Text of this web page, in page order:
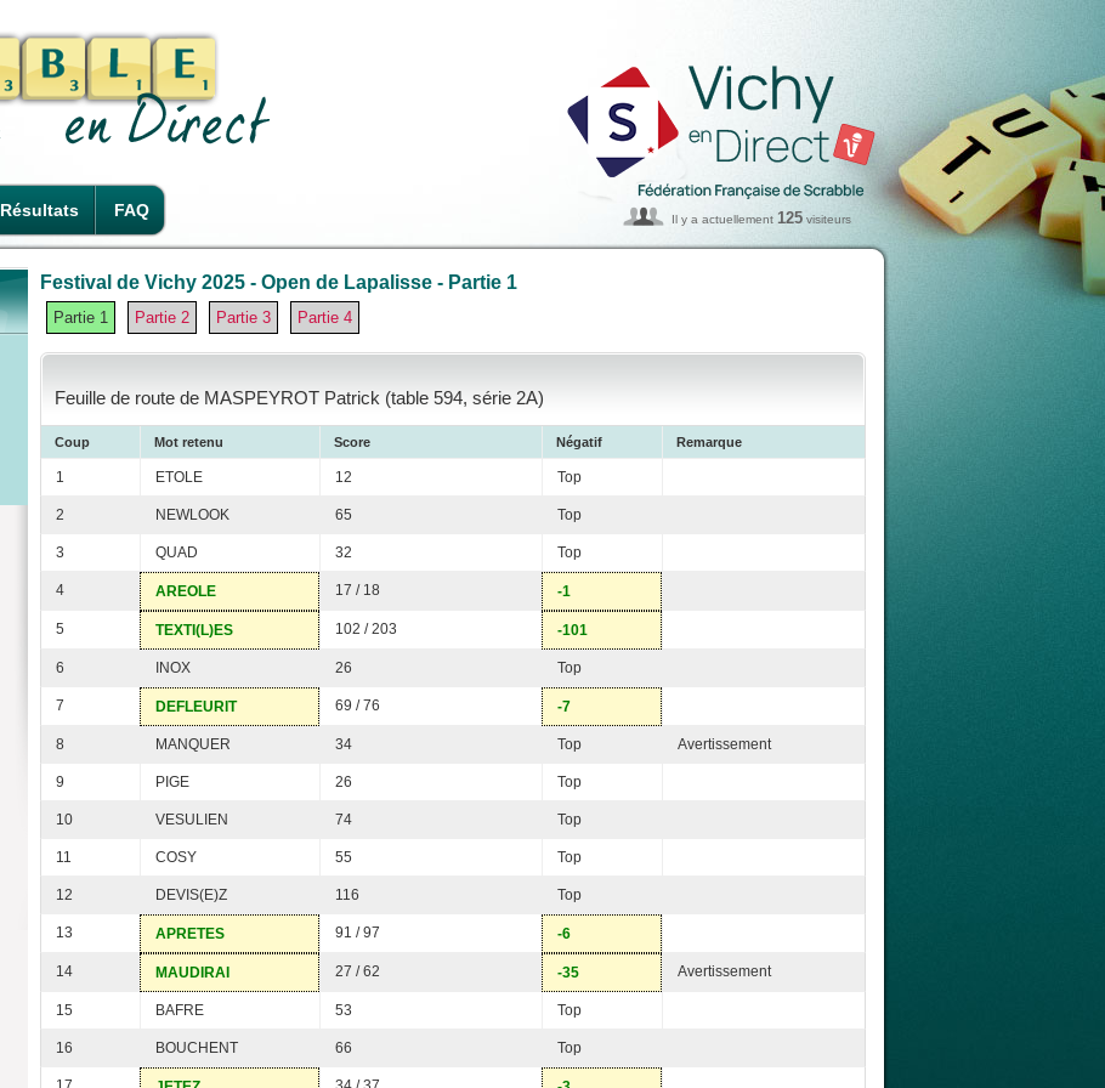
Résultats FAQ Il y a actuellement 125 visiteurs
Festival de Vichy 2025 - Open de Lapalisse - Partie 1
Partie 1 Partie 2 Partie 3 Partie 4
Feuille de route de MASPEYROT Patrick (table 594, série 2A)
Coup Mot retenu Score Négatif Remarque
1 ETOLE 12 Top
2 NEWLOOK 65 Top
3 QUAD 32 Top
4 AREOLE 17 / 18 -1
5 TEXTI(L)ES 102 / 203 -101
6 INOX 26 Top
7 DEFLEURIT 69 / 76 -7
8 MANQUER 34 Top Avertissement
9 PIGE 26 Top
10 VESULIEN 74 Top
11 COSY 55 Top
12 DEVIS(E)Z 116 Top
13 APRETES 91 / 97 -6
14 MAUDIRAI 27 / 62 -35 Avertissement
15 BAFRE 53 Top
16 BOUCHENT 66 Top